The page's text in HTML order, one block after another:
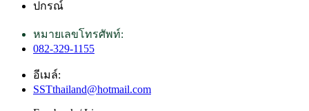
ปกรณ์
หมายเลขโทรศัพท์:
082-329-1155
อีเมล์:
SSTthailand@hotmail.com